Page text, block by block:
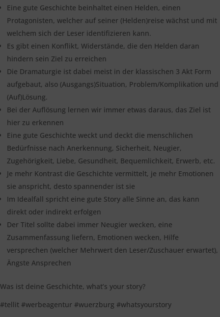
Eine gute Geschichte beinhaltet einen Helden, einen
Protagonisten, welcher auf seiner (Helden)reise wächst und mit
welchem sich der Leser identifizieren kann.
Es gibt einen Konflikt, Widerstände, die den Helden daran
hindern sein Ziel zu erreichen
Die Dramaturgie ist dabei meist in der klassischen 3 Akt Form
aufgebaut, also (Ausgangs)Situation, Problem/Komplikation und
(Auf)Lösung.
Bei der Auflösung lernen wir immer etwas daraus, das Ziel ist
hier zu erkennen
Eine gute Geschichte weckt und deckt die menschlichen
Bedürfnisse nach Anerkennung, Sicherheit, Neugier,
Zugehörigkeit, Liebe, Gesundheit, Bequemlichkeit, Erwerb, etc.
Je mehr Kontrast die Geschichte vermittelt, je mehr Emotionen
sie anspricht, desto spannender ist sie
Im Idealfall spricht eine gute Story alle Sinne an, das kann
direkt oder indirekt erfolgen
Der Titel sollte dabei immer Neugier wecken, eine
Zusammenfassung liefern, Emotionen wecken, Hilfe
versprechen (welcher Mehrwert den Leser/Zuschauer erwartet),
Ängste Ansprechen
Was ist deine Geschichte, what’s your story?
#tellit #werbeagentur #wuerzburg #whatsyourstory